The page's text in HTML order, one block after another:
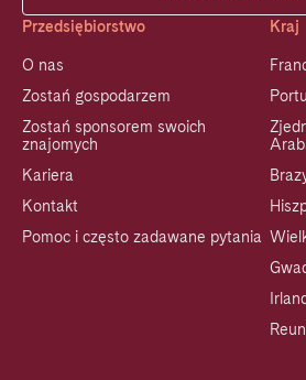
Przedsiębiorstwo
O nas
Zostań gospodarzem
Zostań sponsorem swoich
znajomych
Kariera
Kontakt
Pomoc i często zadawane pytania
Kraj